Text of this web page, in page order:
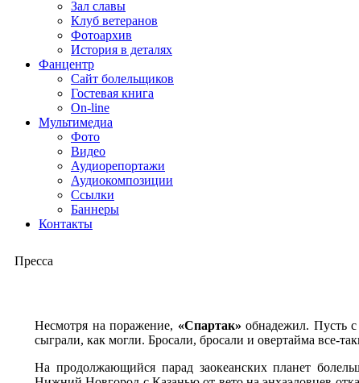
Зал славы
Клуб ветеранов
Фотоархив
История в деталях
Фанцентр
Сайт болельщиков
Гостевая книга
On-line
Мультимедиа
Фото
Видео
Аудиорепортажи
Аудиокомпозиции
Ссылки
Баннеры
Контакты
Пресса
Несмотря на поражение, «Спартак» обнадежил. Пусть
сыграли, как могли. Бросали, бросали и овертайма все-
На продолжающийся парад заокеанских планет